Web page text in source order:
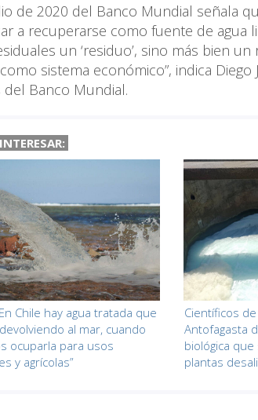
de 2020 del Banco Mundial señala
a recuperarse como fuente de agua
un ‘residuo’, sino más bien
sistema económico”, indica
Banco Mundial.
INTERESAR:
Chile hay agua tratada que
al mar, cuando
ocuparla para usos
y agrícolas”
Científicos
Antofagasta
biológica
plantas